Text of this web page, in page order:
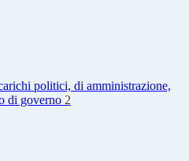
politici, di amministrazione,
di governo 2